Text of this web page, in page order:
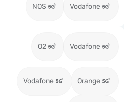
NOS Vodafone
O2 Vodafone
Vodafone Orange